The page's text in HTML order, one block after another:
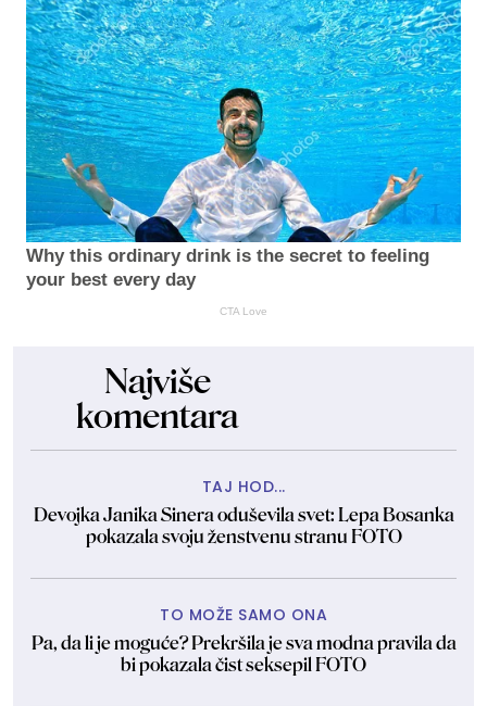
Why this ordinary drink is the secret to feeling
your best every day
CTA Love
Najviše
komentara
TAJ HOD...
Devojka Janika Sinera oduševila svet: Lepa Bosanka
pokazala svoju ženstvenu stranu FOTO
TO MOŽE SAMO ONA
Pa, da li je moguće? Prekršila je sva modna pravila da
bi pokazala čist seksepil FOTO